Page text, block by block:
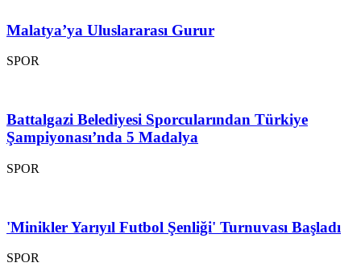
Malatya’ya Uluslararası Gurur
SPOR
Battalgazi Belediyesi Sporcularından Türkiye
Şampiyonası’nda 5 Madalya
SPOR
'Minikler Yarıyıl Futbol Şenliği' Turnuvası Başladı
SPOR